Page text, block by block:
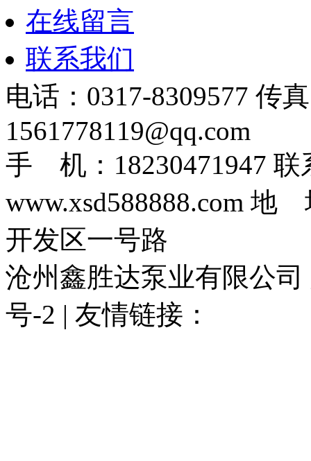
在线留言
联系我们
电话：0317-8309577 传
1561778119@qq.com
手 机：18230471947
www.xsd588888.com 地
开发区一号路
沧州鑫胜达泵业有限公司
号-2 | 友情链接：